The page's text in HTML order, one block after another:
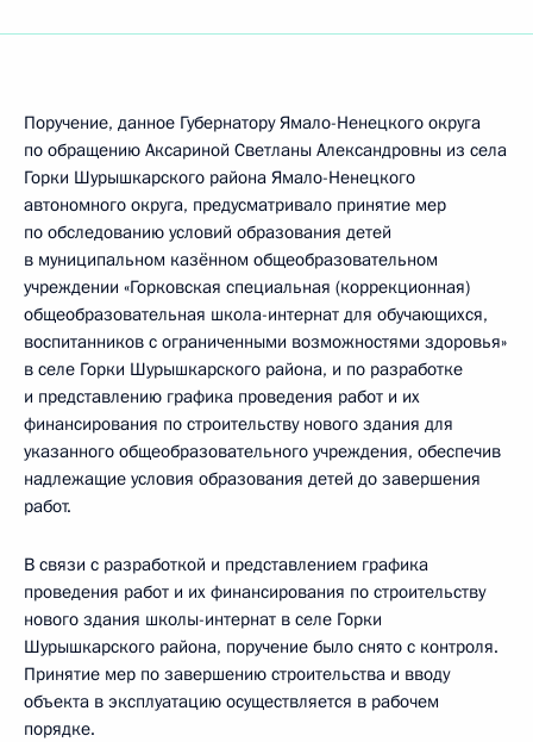
Поручение, данное Губернатору Ямало-Ненецкого округа
по обращению Аксариной Светланы Александровны из села
Горки Шурышкарского района Ямало-Ненецкого
автономного округа, предусматривало принятие мер
по обследованию условий образования детей
в муниципальном казённом общеобразовательном
учреждении «Горковская специальная (коррекционная)
общеобразовательная школа-интернат для обучающихся,
воспитанников с ограниченными возможностями здоровья»
в селе Горки Шурышкарского района, и по разработке
и представлению графика проведения работ и их
финансирования по строительству нового здания для
указанного общеобразовательного учреждения, обеспечив
надлежащие условия образования детей до завершения
работ.
В связи с разработкой и представлением графика
проведения работ и их финансирования по строительству
нового здания школы-интернат в селе Горки
Шурышкарского района, поручение было снято с контроля.
Принятие мер по завершению строительства и вводу
объекта в эксплуатацию осуществляется в рабочем
порядке.